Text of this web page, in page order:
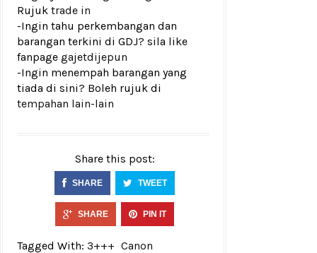
Rujuk trade in
-Ingin tahu perkembangan dan
barangan terkini di GDJ? sila like
fanpage gajetdijepun
-Ingin menempah barangan yang
tiada di sini? Boleh rujuk di
tempahan lain-lain
Share this post:
SHARE TWEET
SHARE PIN IT
Tagged With: 3+++ Canon